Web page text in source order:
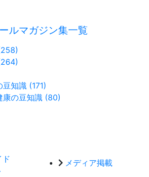
ルマガジン集一覧
知識 (171)
康の豆知識 (80)
ド
メディア掲載